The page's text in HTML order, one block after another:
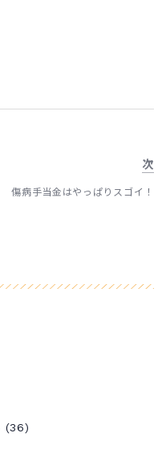
次
傷病手当金はやっぱりスゴイ！
(36)